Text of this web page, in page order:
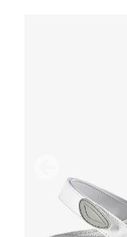
Anterior